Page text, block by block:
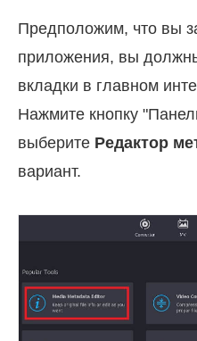
Предположим, что вы
приложения, вы
вкладки в главном
Нажмите кнопку
выберите Редактор
вариант.